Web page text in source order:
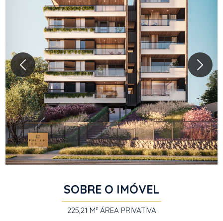
SOBRE O IMÓVEL
225,21 M² ÁREA PRIVATIVA